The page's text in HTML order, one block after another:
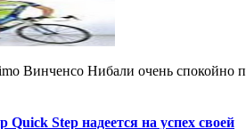
Винченсо Нибали очень спокойно
Step надеется на успех своей